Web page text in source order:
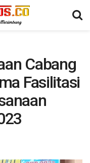
Cabang
Fasilitasi